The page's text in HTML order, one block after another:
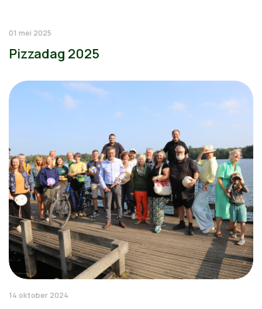
01 mei 2025
Pizzadag 2025
14 oktober 2024